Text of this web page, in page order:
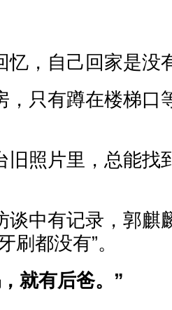
忆，自己回家是没
，只有蹲在楼梯口
旧照片里，总能找
谈中有记录，郭麒
刷都没有”。
就有后爸。”